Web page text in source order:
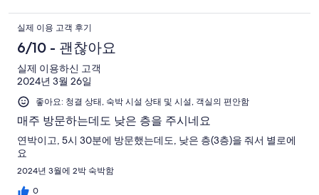
실제 이용 고객 후기
6/10 - 괜찮아요
실제 이용하신 고객
2024년 3월 26일
좋아요: 청결 상태, 숙박 시설 상태 및 시설, 객실의 편안함
매주 방문하는데도 낮은 층을 주시네요
연박이고, 5시 30분에 방문했는데도, 낮은 층(3층)을 줘서 별로에
요
2024년 3월에 2박 숙박함
0